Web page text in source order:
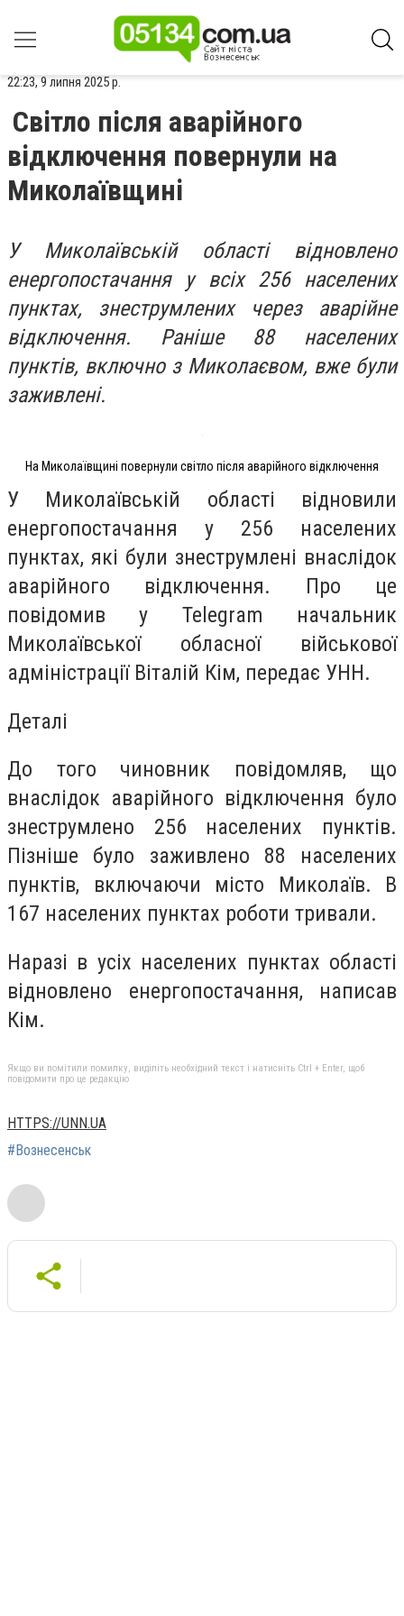
22:23, 9 липня 2025 р.
Світло після аварійного
відключення повернули на
Миколаївщині
У Миколаївській області відновлено
енергопостачання у всіх 256 населених
пунктах, знеструмлених через аварійне
відключення. Раніше 88 населених
пунктів, включно з Миколаєвом, вже були
заживлені.
На Миколаївщині повернули світло після аварійного відключення
У Миколаївській області відновили
енергопостачання у 256 населених
пунктах, які були знеструмлені внаслідок
аварійного відключення. Про це
повідомив у Telegram начальник
Миколаївської обласної військової
адміністрації Віталій Кім, передає УНН.
Деталі
До того чиновник повідомляв, що
внаслідок аварійного відключення було
знеструмлено 256 населених пунктів.
Пізніше було заживлено 88 населених
пунктів, включаючи місто Миколаїв. В
167 населених пунктах роботи тривали.
Наразі в усіх населених пунктах області
відновлено енергопостачання, написав
Кім.
Якщо ви помітили помилку, виділіть необхідний текст і натисніть Ctrl + Enter, щоб
повідомити про це редакцію
HTTPS://UNN.UA
#Вознесенськ